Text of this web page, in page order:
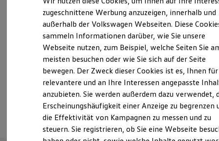
Reichweite
Reichweite der ID. Modelle
Reichweite im Winter
Laden
Laden unterwegs
Laden Zuhause
Ladestationen finden
Ladezeitensimulator
Batterie
Sicherheit
Garantie und Lebensdauer
Nachhaltigkeit
Technologie
Kosten und Kauf
info_37@gottfried-schultz.de
+49 2104 30010
Samstag
09:00-13:00 Uhr
Sonntag
Geschlossen
Ansprechpartner
zugeschnittene Werbung anzuzeigen, innerhalb und
außerhalb der Volkswagen Webseiten. Diese
sammeln Informationen darüber, wie Sie unsere
Webseite nutzen, zum Beispiel, welche Seiten Sie
meisten besuchen oder wie Sie sich auf der Seite
bewegen. Der Zweck dieser Cookies ist es, Ihnen für
relevantere und an Ihre Interessen angepasste
anzubieten. Sie werden außerdem dazu verwendet,
Erscheinungshäufigkeit einer Anzeige zu begrenzen
die Effektivität von Kampagnen zu messen und zu
steuern. Sie registrieren, ob Sie eine Webseite